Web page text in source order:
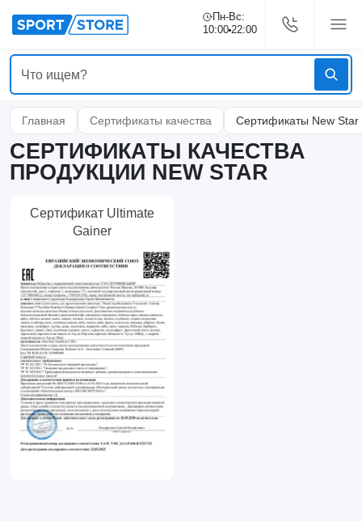
Пн-Вс:
10:00 22:00
Главная Сертификаты качества Сертификаты New Star
СЕРТИФИКАТЫ КАЧЕСТВА
ПРОДУКЦИИ NEW STAR
Сертификат Ultimate
Gainer